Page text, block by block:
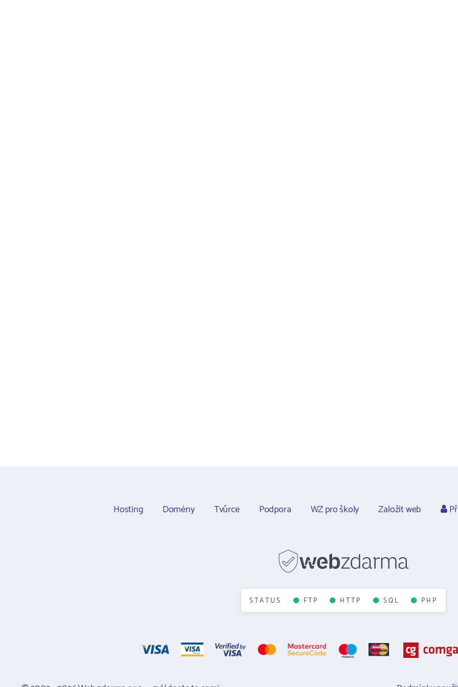
Hosting Domény Tvůrce Podpora WZ pro školy Založit web
STATUS FTP HTTP SQL PHP